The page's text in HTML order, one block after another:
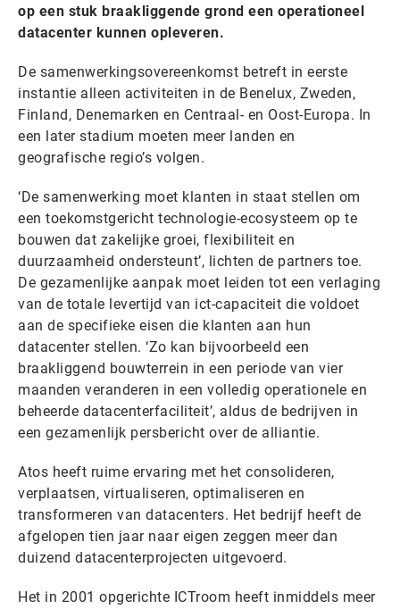
op een stuk braakliggende grond een operationeel
datacenter kunnen opleveren.
De samenwerkingsovereenkomst betreft in eerste
instantie alleen activiteiten in de Benelux, Zweden,
Finland, Denemarken en Centraal- en Oost-Europa. In
een later stadium moeten meer landen en
geografische regio’s volgen.
‘De samenwerking moet klanten in staat stellen om
een toekomstgericht technologie-ecosysteem op te
bouwen dat zakelijke groei, flexibiliteit en
duurzaamheid ondersteunt’, lichten de partners toe.
De gezamenlijke aanpak moet leiden tot een verlaging
van de totale levertijd van ict-capaciteit die voldoet
aan de specifieke eisen die klanten aan hun
datacenter stellen. ‘Zo kan bijvoorbeeld een
braakliggend bouwterrein in een periode van vier
maanden veranderen in een volledig operationele en
beheerde datacenterfaciliteit’, aldus de bedrijven in
een gezamenlijk persbericht over de alliantie.
Atos heeft ruime ervaring met het consolideren,
verplaatsen, virtualiseren, optimaliseren en
transformeren van datacenters. Het bedrijf heeft de
afgelopen tien jaar naar eigen zeggen meer dan
duizend datacenterprojecten uitgevoerd.
Het in 2001 opgerichte ICTroom heeft inmiddels meer